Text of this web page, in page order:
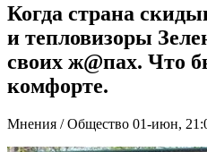
Когда страна
и тепловизоры
своих ж@пах. Что
комфорте.
Мнения / Общество 01-июн,